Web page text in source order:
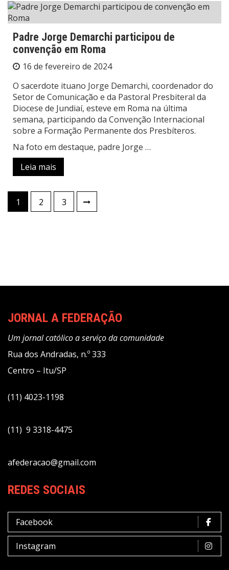
Padre Jorge Demarchi participou de
convenção em Roma
16 de fevereiro de 2024
O sacerdote ituano Jorge Demarchi, coordenador do
Setor de Comunicação e da Pastoral Presbiteral da
Diocese de Jundiaí, esteve em Roma na última
semana, participando da Convenção Internacional
sobre a Formação Permanente dos Presbíteros.
Na foto em destaque, padre Jorge …
Leia mais
Paginação
de
1 2 3
JORNAL A FEDERAÇÃO
Um jornal católico a serviço da comunidade
Rua dos Andradas, n.º 333
Centro – Itu/SP
(11) 4023-1198
(11) 9 3318-4475
afederacao@gmail.com
REDES SOCIAIS
Facebook
Instagram